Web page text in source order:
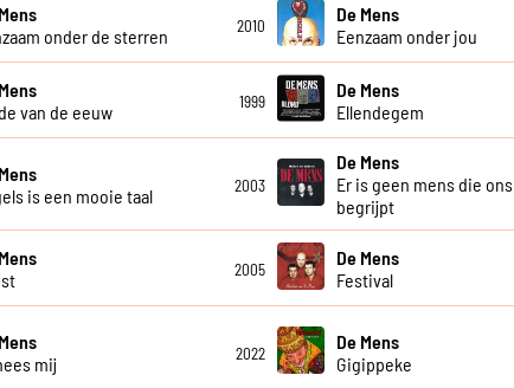
onder de sterren
2010
De Mens
Eenzaam onder jou
van de eeuw
1999
De Mens
Ellendegem
is een mooie taal
2003
De Mens
Er is geen mens die ons
begrijpt
2005
De Mens
Festival
mij
2022
De Mens
Gigippeke